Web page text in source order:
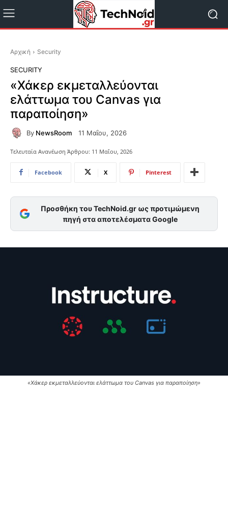
Αρχική Security
SECURITY
«Χάκερ εκμεταλλεύονται
ελάττωμα του Canvas για
παραποίηση»
By NewsRoom 11 Μαΐου, 2026
Τελευταία Ανανέωση Άρθρου: 11 Μαΐου, 2026
Facebook X Pinterest
Προσθήκη του TechNoid.gr ως προτιμώμενη
πηγή στα αποτελέσματα Google
«Χάκερ εκμεταλλεύονται ελάττωμα του Canvas για παραποίηση»